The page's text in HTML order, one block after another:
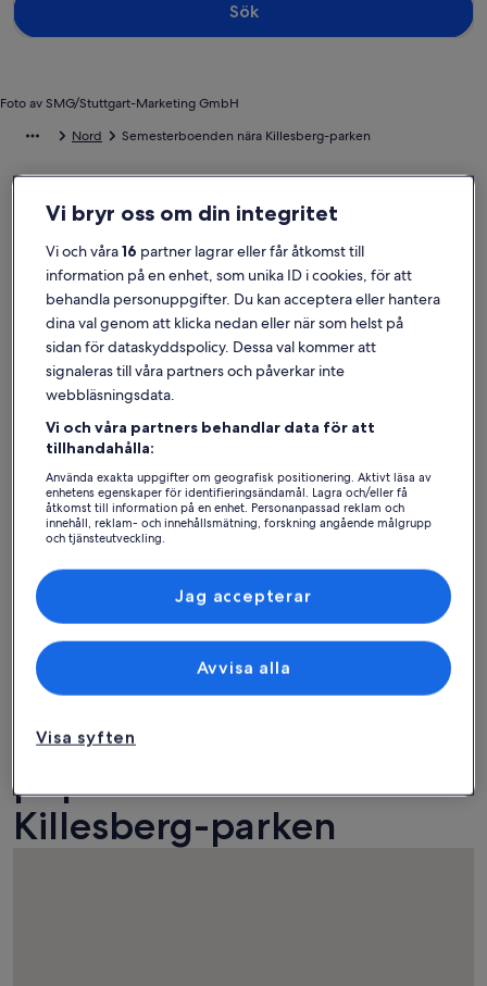
Foto av SMG/Stuttgart-Marketing GmbH
Sök
Nord Semesterboenden nära Killesberg-parken
Killesberg-parken som passar perfekt för din resa. Oavsett om du
erbjuder ett semesterboende alla bekvämligheter som krävs för att
du ska kunna må bra med dem du gillar allra mest, som parkering
och tv. Vad du än längtar efter kan du få tag i ett boende som
uppfyller alla gästers önskemål, inklusive alternativ som är
tillgänglighetsanpassade eller rökfria.
Hitta boenden i din stil
Hus
Sök bland hus
Lägenhet
Sök bland lägenheter
Stuga
sök efter
Hitta bostäder nära
populära sevärdheter i
Killesberg-parken
Vi bryr oss om din integritet
Vi och våra16 partner lagrar eller får åtkomst till
information på en enhet, som unika ID i cookies, för att
behandla personuppgifter. Du kan acceptera eller hantera
dina val genom att klicka nedan eller när som helst på
sidan för dataskyddspolicy. Dessa val kommer att
signaleras till våra partners och påverkar inte
webbläsningsdata.
Vi och våra partners behandlar data för att
tillhandahålla:
Använda exakta uppgifter om geografisk positionering. Aktivt läsa av
enhetens egenskaper för identifieringsändamål. Lagra och/eller få
åtkomst till information på en enhet. Personanpassad reklam och
innehåll, reklam- och innehållsmätning, forskning angående målgrupp
och tjänsteutveckling.
Visa syften
Avvisa alla
Jag accepterar